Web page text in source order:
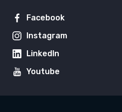
Facebook
Instagram
LinkedIn
Youtube